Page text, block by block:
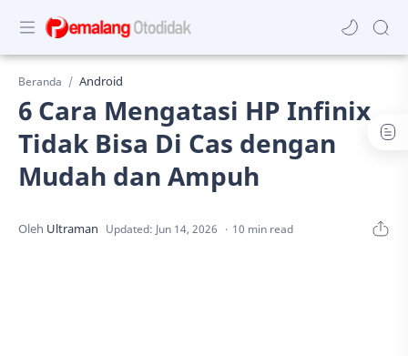
Beranda Android
6 Cara Mengatasi HP Infinix
Tidak Bisa Di Cas dengan
Mudah dan Ampuh
10 min read